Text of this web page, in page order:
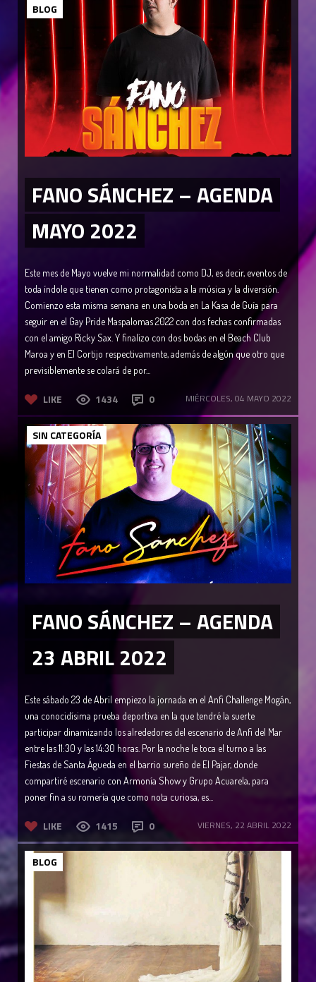
BLOG
FANO SÁNCHEZ – AGENDA
MAYO 2022
Este mes de Mayo vuelve mi normalidad como DJ, es decir, eventos de
toda índole que tienen como protagonista a la música y la diversión.
Comienzo esta misma semana en una boda en La Kasa de Guía para
seguir en el Gay Pride Maspalomas 2022 con dos fechas confirmadas
con el amigo Ricky Sax. Y finalizo con dos bodas en el Beach Club
Maroa y en El Cortijo respectivamente, además de algún que otro que
previsiblemente se colará de por...
LIKE 1434 0 MIÉRCOLES, 04 MAYO 2022
SIN CATEGORÍA
FANO SÁNCHEZ – AGENDA
23 ABRIL 2022
Este sábado 23 de Abril empiezo la jornada en el Anfi Challenge Mogán,
una conocidísima prueba deportiva en la que tendré la suerte
participar dinamizando los alrededores del escenario de Anfi del Mar
entre las 11:30 y las 14:30 horas. Por la noche le toca el turno a las
Fiestas de Santa Águeda en el barrio sureño de El Pajar, donde
compartiré escenario con Armonía Show y Grupo Acuarela, para
poner fin a su romería que como nota curiosa, es...
LIKE 1415 0 VIERNES, 22 ABRIL 2022
BLOG